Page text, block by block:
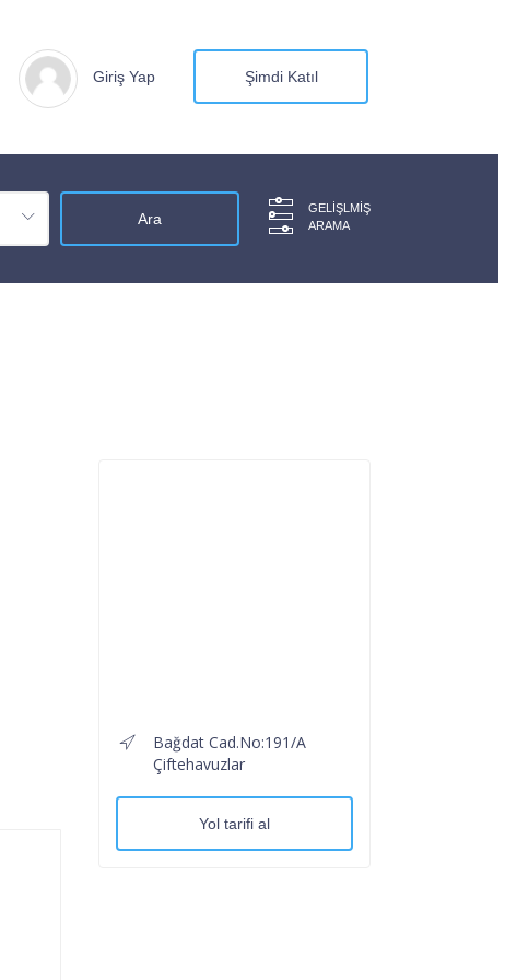
Giriş Yap Şimdi Katıl
GELIŞLMIŞ
ARAMA
Bağdat Cad.No:191/A
Çiftehavuzlar
Yol tarifi al